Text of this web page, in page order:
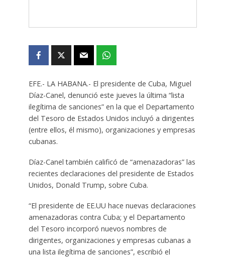
EFE.- LA HABANA.- El presidente de Cuba, Miguel
Díaz-Canel, denunció este jueves la última “lista
ilegítima de sanciones” en la que el Departamento
del Tesoro de Estados Unidos incluyó a dirigentes
(entre ellos, él mismo), organizaciones y empresas
cubanas.
Díaz-Canel también calificó de “amenazadoras” las
recientes declaraciones del presidente de Estados
Unidos, Donald Trump, sobre Cuba.
“El presidente de EE.UU hace nuevas declaraciones
amenazadoras contra Cuba; y el Departamento
del Tesoro incorporó nuevos nombres de
dirigentes, organizaciones y empresas cubanas a
una lista ilegítima de sanciones”, escribió el